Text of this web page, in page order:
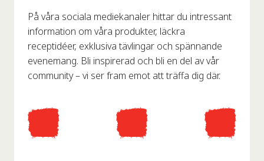
På våra sociala mediekanaler hittar du intressant
information om våra produkter, läckra
receptidéer, exklusiva tävlingar och spännande
evenemang. Bli inspirerad och bli en del av vår
community – vi ser fram emot att träffa dig där.